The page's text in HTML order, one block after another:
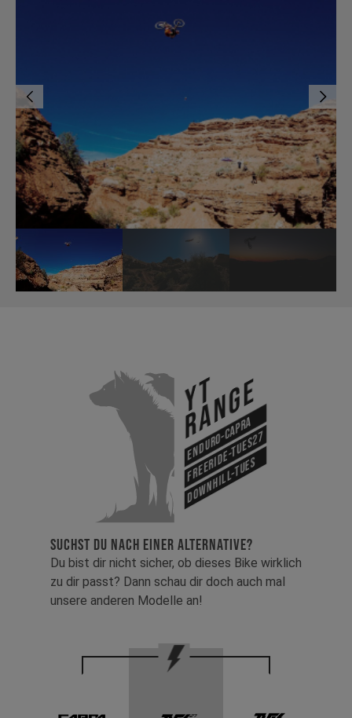
YT
Range
Enduro-Capra
Freeride-Tues27
Downhill-Tues
SUCHST DU NACH EINER ALTERNATIVE?
Du bist dir nicht sicher, ob dieses Bike wirklich
zu dir passt? Dann schau dir doch auch mal
unsere anderen Modelle an!